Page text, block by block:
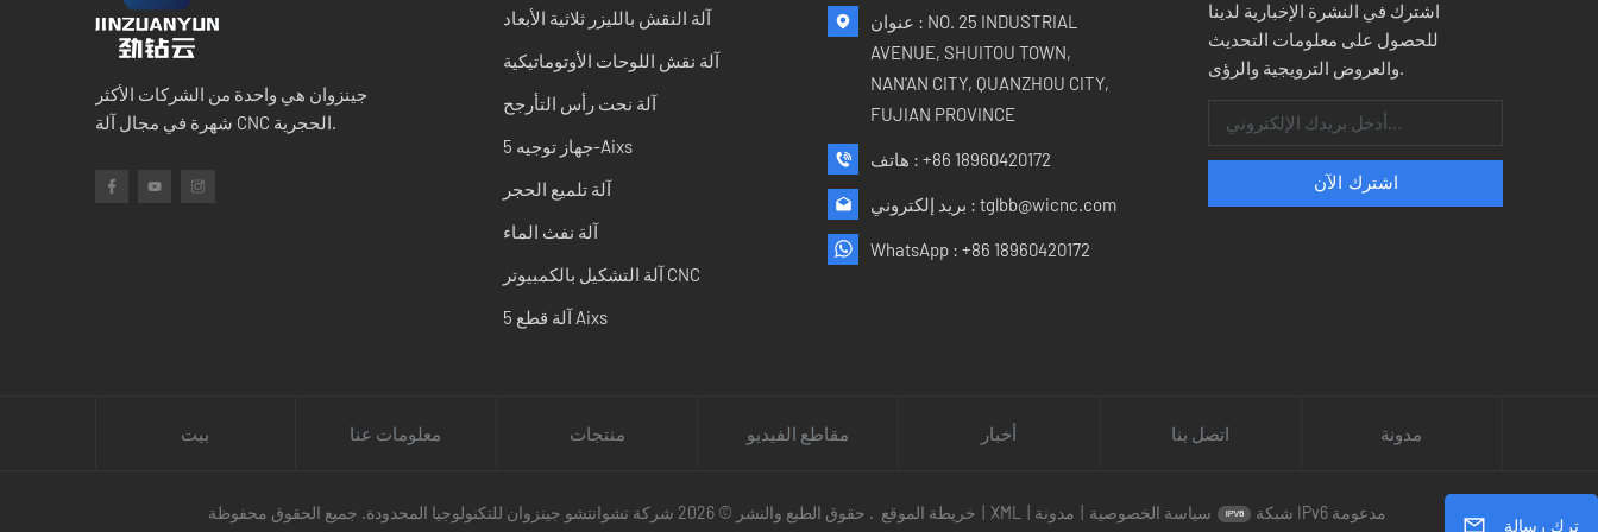
جينزوان هي واحدة من الشركات الأكثر
شهرة في مجال آلة CNC الحجرية.
آلة النقش بالليزر ثلاثية الأبعاد
آلة نقش اللوحات الأوتوماتيكية
آلة نحت رأس التأرجح
جهاز توجيه 5-Aixs
آلة تلميع الحجر
آلة نفث الماء
آلة التشكيل بالكمبيوتر CNC
آلة قطع 5 Aixs
عنوان : NO. 25 INDUSTRIAL
AVENUE, SHUITOU TOWN,
NAN'AN CITY, QUANZHOU CITY,
FUJIAN PROVINCE
هاتف : +86 18960420172
بريد إلكتروني : tglbb@wicnc.com
WhatsApp : +86 18960420172
اشترك في النشرة الإخبارية لدينا
للحصول على معلومات التحديث
والعروض الترويجية والرؤى.
بيت معلومات عنا منتجات مقاطع الفيديو أخبار اتصل بنا مدونة
حقوق الطبع والنشر © 2026 شركة تشوانتشو جينزوان للتكنولوجيا المحدودة. جميع الحقوق محفوظة . خريطة الموقع XML مدونة سياسة الخصوصية شبكة IPv6 مدعومة
ترك رسالة